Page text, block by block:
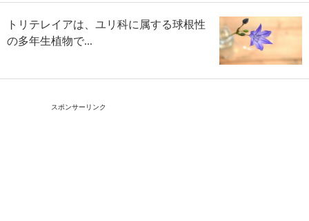
トリテレイアは、ユリ科に属する球根性
の多年生植物で...
スポンサーリンク